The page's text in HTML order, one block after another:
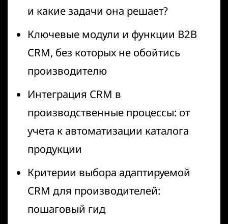
и какие задачи она решает?
Ключевые модули и функции B2B
CRM, без которых не обойтись
производителю
Интеграция CRM в
производственные процессы: от
учета к автоматизации каталога
продукции
Критерии выбора адаптируемой
CRM для производителей:
пошаговый гид